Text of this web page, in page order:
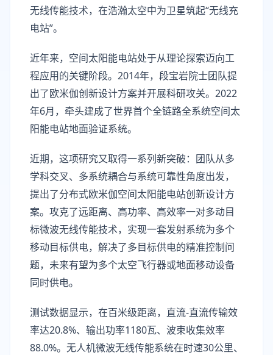
无线传能技术，在浩瀚太空中为卫星筑起“无线充
电站”。
近年来，空间太阳能电站处于从理论探索迈向工
程应用的关键阶段。2014年，段宝岩院士团队提
出了欧米伽创新设计方案并开展科研攻关。2022
年6月，牵头建成了世界首个全链路全系统空间太
阳能电站地面验证系统。
近期，这项研究又取得一系列新突破：团队从多
学科交叉、多系统耦合与系统可靠性角度出发，
提出了分布式欧米伽空间太阳能电站创新设计方
案。攻克了远距离、高功率、高效率一对多动目
标微波无线传能技术，实现一套发射系统为多个
移动目标供电，解决了多目标供电的精准控制问
题，未来有望为多个太空飞行器或地面移动设备
同时供电。
测试数据显示，在百米级距离，直流-直流传输效
率达20.8%、输出功率1180瓦、波束收集效率
88.0%。无人机微波无线传能系统在时速30公里、